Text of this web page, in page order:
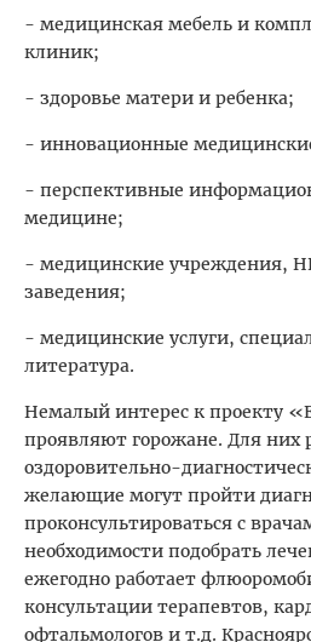
- медицинская мебель и
клиник;
- здоровье матери и ребенка;
- инновационные
- перспективные
медицине;
- медицинские учреждения,
заведения;
- медицинские услуги,
литература.
Немалый интерес к проекту
проявляют горожане. Для них
оздоровительно-
желающие могут пройти
проконсультироваться с
необходимости подобрать
ежегодно работает
консультации терапевтов,
офтальмологов и т.д.